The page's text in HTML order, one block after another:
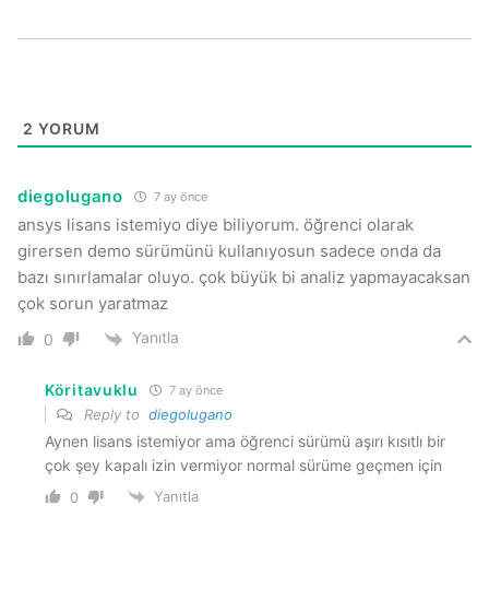
2 YORUM
diegolugano 7 ay önce
ansys lisans istemiyo diye biliyorum. öğrenci olarak
girersen demo sürümünü kullanıyosun sadece onda da
bazı sınırlamalar oluyo. çok büyük bi analiz yapmayacaksan
çok sorun yaratmaz
0 Yanıtla
Köritavuklu 7 ay önce
Reply to diegolugano
Aynen lisans istemiyor ama öğrenci sürümü aşırı kısıtlı bir
çok şey kapalı izin vermiyor normal sürüme geçmen için
0 Yanıtla